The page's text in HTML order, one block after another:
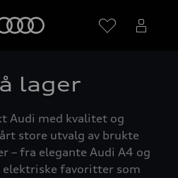
lager
Audi med kvalitet og
store utvalg av brukte
– fra elegante Audi A4 og
favoritter som